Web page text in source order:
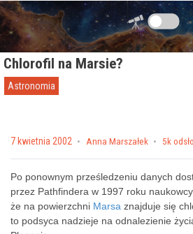
Przejdź do zawartości
Chlorofil na Marsie?
Astronomia
Posted on
7 kwietnia 2002 by Anna Marszałek 5k
Po ponownym prześledzeniu danych
przez Pathfindera w 1997 roku
że na powierzchni Marsa znajduje się
to podsyca nadzieje na odnalezienie